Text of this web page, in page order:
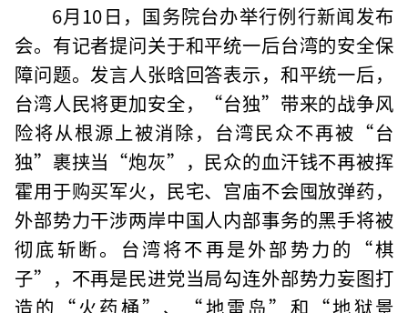
6月10日，国务院台办举行例行新闻发布
会。有记者提问关于和平统一后台湾的安全保
障问题。发言人张晗回答表示，和平统一后，
台湾人民将更加安全，“台独”带来的战争风
险将从根源上被消除，台湾民众不再被“台
独”裹挟当“炮灰”，民众的血汗钱不再被挥
霍用于购买军火，民宅、宫庙不会囤放弹药，
外部势力干涉两岸中国人内部事务的黑手将被
彻底斩断。台湾将不再是外部势力的“棋
子”，不再是民进党当局勾连外部势力妄图打
造的“火药桶”、“地雷岛”和“地狱景